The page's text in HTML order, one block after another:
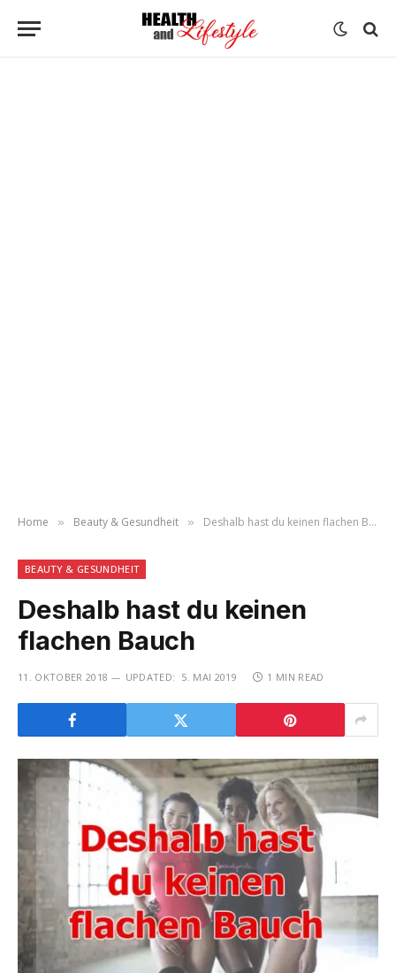
Home » Beauty & Gesundheit » Deshalb hast du keinen flachen Bauch
BEAUTY & GESUNDHEIT
Deshalb hast du keinen
flachen Bauch
11. OKTOBER 2018 UPDATED: 5. MAI 2019 1 MIN READ